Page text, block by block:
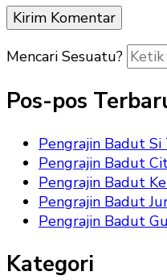
Mencari Sesuatu?
Pos-pos
Pengrajin Badut
Pengrajin Badut
Pengrajin Badut
Pengrajin Badut
Pengrajin Badut
Kategori